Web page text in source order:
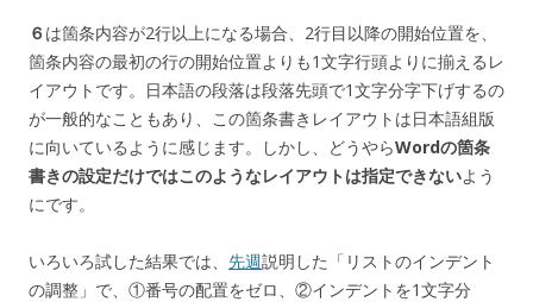
６ は箇条内容が2行以上になる場合、2行目以降の開始位置を、
箇条内容の最初の行の開始位置よりも1文字行頭よりに揃えるレ
イアウトです。日本語の段落は段落先頭で1文字分字下げするの
が一般的なこともあり、この箇条書きレイアウトは日本語組版
に向いているように感じます。しかし、どうやらWordの箇条
書きの設定だけではこのようなレイアウトは指定できないよう
にです。
いろいろ試した結果では、 先週説明した「リストのインデント
の調整」で、①番号の配置をゼロ、②インデントを1文字分